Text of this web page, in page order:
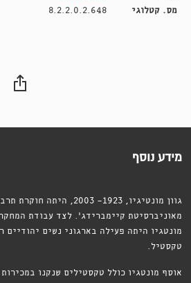
מס. קטלוגי
8.2.2.0.2.648
מידע נוסף
גוון מונטיגיו, 1923- 2003,
מאוניברסיטת קיימברידג'. לצד עבודת
מונטגיו היתה פעילה בארגוני נשים יהודיים
טקסטיל.
אוסף מונטגיו כולל טקסטילים שנקנו